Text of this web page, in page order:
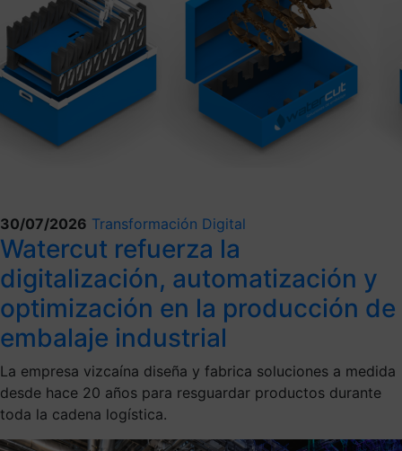
30/07/2026 Transformación Digital
Watercut refuerza la
digitalización, automatización y
optimización en la producción de
embalaje industrial
La empresa vizcaína diseña y fabrica soluciones a medida
desde hace 20 años para resguardar productos durante
toda la cadena logística.